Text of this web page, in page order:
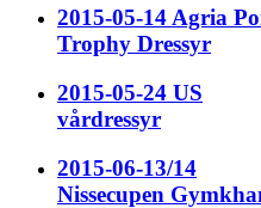
2015-05-14 Agria
Trophy Dressyr
2015-05-24 US
vårdressyr
2015-06-13/14
Nissecupen